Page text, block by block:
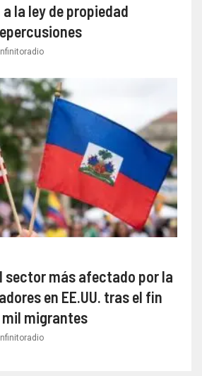
la ley de propiedad
sector más afectado por la
en EE.UU. tras el fin
mil migrantes